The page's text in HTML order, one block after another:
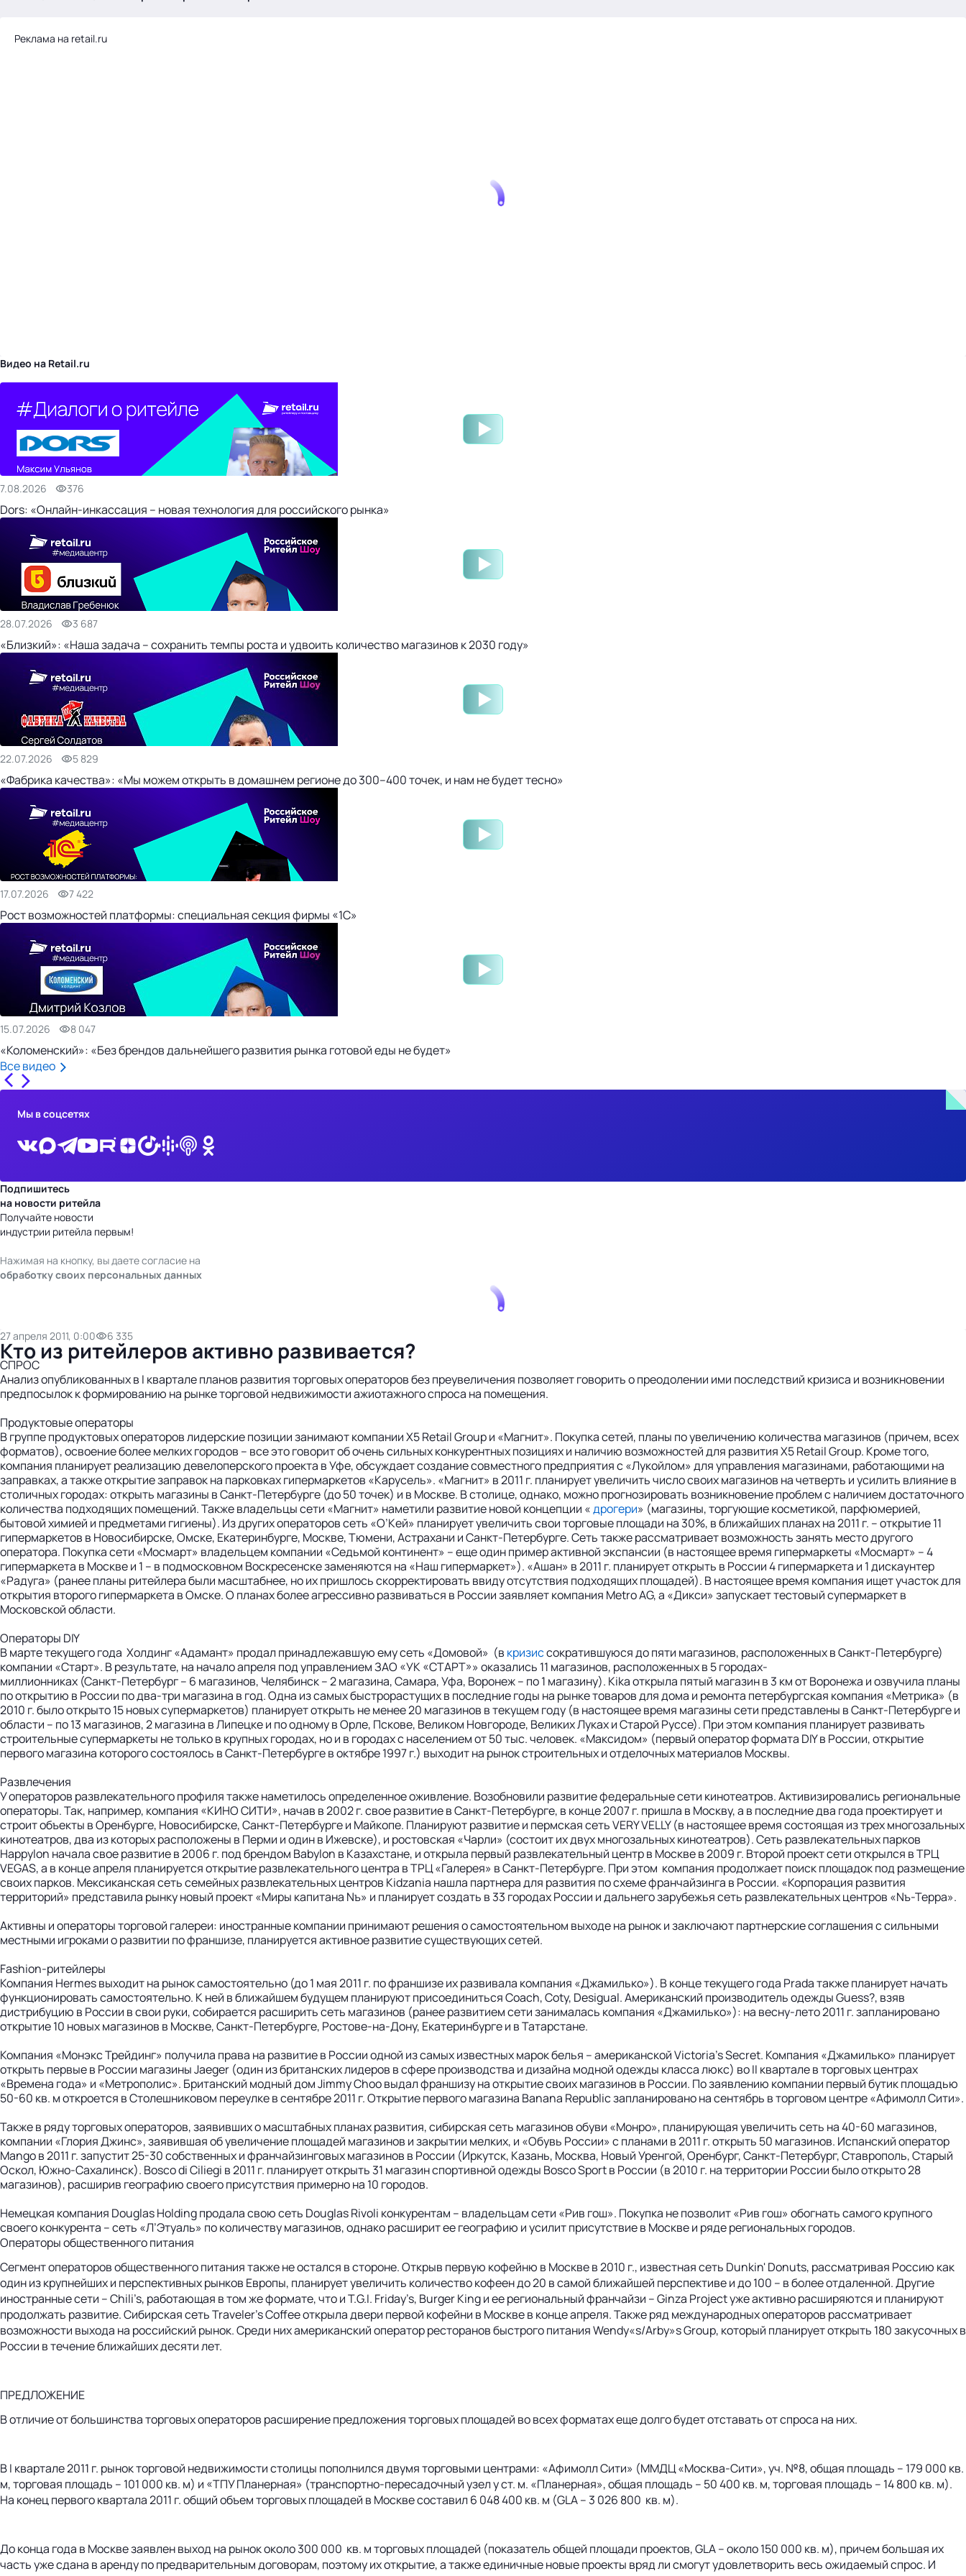
Реклама на retail.ru
Видео на Retail.ru
7.08.2026 376
Dors: «Онлайн-инкассация – новая технология для российского рынка»
28.07.2026 3 687
«Близкий»: «Наша задача – сохранить темпы роста и удвоить количество магазинов к 2030 году»
22.07.2026 5 829
«Фабрика качества»: «Мы можем открыть в домашнем регионе до 300–400 точек, и нам не будет тесно»
17.07.2026 7 422
Рост возможностей платформы: специальная секция фирмы «1С»
15.07.2026 8 047
«Коломенский»: «Без брендов дальнейшего развития рынка готовой еды не будет»
Все видео
Мы в соцсетях
Подпишитесь
на новости ритейла
Получайте новости
индустрии ритейла первым!
Нажимая на кнопку, вы даете согласие на
обработку своих персональных данных
27 апреля 2011, 0:00 6 335
Кто из ритейлеров активно развивается?
СПРОС
Анализ опубликованных в I квартале планов развития торговых операторов без преувеличения позволяет говорить о преодолении ими последствий кризиса и возникновении
предпосылок к формированию на рынке торговой недвижимости ажиотажного спроса на помещения.
Продуктовые операторы
В группе продуктовых операторов лидерские позиции занимают компании X5 Retail Group и «Магнит». Покупка сетей, планы по увеличению количества магазинов (причем, всех
форматов), освоение более мелких городов – все это говорит об очень сильных конкурентных позициях и наличию возможностей для развития X5 Retail Group. Кроме того,
компания планирует реализацию девелоперского проекта в Уфе, обсуждает создание совместного предприятия с «Лукойлом» для управления магазинами, работающими на
заправках, а также открытие заправок на парковках гипермаркетов «Карусель». «Магнит» в 2011 г. планирует увеличить число своих магазинов на четверть и усилить влияние в
столичных городах: открыть магазины в Санкт-Петербурге (до 50 точек) и в Москве. В столице, однако, можно прогнозировать возникновение проблем с наличием достаточного
количества подходящих помещений. Также владельцы сети «Магнит» наметили развитие новой концепции «дрогери» (магазины, торгующие косметикой, парфюмерией,
бытовой химией и предметами гигиены). Из других операторов сеть «О’Кей» планирует увеличить свои торговые площади на 30%, в ближайших планах на 2011 г. – открытие 11
гипермаркетов в Новосибирске, Омске, Екатеринбурге, Москве, Тюмени, Астрахани и Санкт-Петербурге. Сеть также рассматривает возможность занять место другого
оператора. Покупка сети «Мосмарт» владельцем компании «Седьмой континент» – еще один пример активной экспансии (в настоящее время гипермаркеты «Мосмарт» – 4
гипермаркета в Москве и 1 – в подмосковном Воскресенске заменяются на «Наш гипермаркет»). «Ашан» в 2011 г. планирует открыть в России 4 гипермаркета и 1 дискаунтер
«Радуга» (ранее планы ритейлера были масштабнее, но их пришлось скорректировать ввиду отсутствия подходящих площадей). В настоящее время компания ищет участок для
открытия второго гипермаркета в Омске. О планах более агрессивно развиваться в России заявляет компания Metro AG, а «Дикси» запускает тестовый супермаркет в
Московской области.
Операторы DIY
В марте текущего года Холдинг «Адамант» продал принадлежавшую ему сеть «Домовой» (в кризиссократившуюся до пяти магазинов, расположенных в Санкт-Петербурге)
компании «Старт». В результате, на начало апреля под управлением ЗАО «УК «СТАРТ»» оказались 11 магазинов, расположенных в 5 городах-
миллионниках (Санкт-Петербург – 6 магазинов, Челябинск – 2 магазина, Самара, Уфа, Воронеж – по 1 магазину). Kika открыла пятый магазин в 3 км от Воронежа и озвучила планы
по открытию в России по два-три магазина в год. Одна из самых быстрорастущих в последние годы на рынке товаров для дома и ремонта петербургская компания «Метрика» (в
2010 г. было открыто 15 новых супермаркетов) планирует открыть не менее 20 магазинов в текущем году (в настоящее время магазины сети представлены в Санкт-Петербурге и
области – по 13 магазинов, 2 магазина в Липецке и по одному в Орле, Пскове, Великом Новгороде, Великих Луках и Старой Руссе). При этом компания планирует развивать
строительные супермаркеты не только в крупных городах, но и в городах с населением от 50 тыс. человек. «Максидом» (первый оператор формата DIY в России, открытие
первого магазина которого состоялось в Санкт-Петербурге в октябре 1997 г.) выходит на рынок строительных и отделочных материалов Москвы.
Развлечения
У операторов развлекательного профиля также наметилось определенное оживление. Возобновили развитие федеральные сети кинотеатров. Активизировались региональные
операторы. Так, например, компания «КИНО СИТИ», начав в 2002 г. свое развитие в Санкт-Петербурге, в конце 2007 г. пришла в Москву, а в последние два года проектирует и
строит объекты в Оренбурге, Новосибирске, Санкт-Петербурге и Майкопе. Планируют развитие и пермская сеть VERY VELLY (в настоящее время состоящая из трех многозальных
кинотеатров, два из которых расположены в Перми и один в Ижевске), и ростовская «Чарли» (состоит их двух многозальных кинотеатров). Сеть развлекательных парков
Happylon начала свое развитие в 2006 г. под брендом Babylon в Казахстане, и открыла первый развлекательный центр в Москве в 2009 г. Второй проект сети открылся в ТРЦ
VEGAS, а в конце апреля планируется открытие развлекательного центра в ТРЦ «Галерея» в Санкт-Петербурге. При этом компания продолжает поиск площадок под размещение
своих парков. Мексиканская сеть семейных развлекательных центров Kidzania нашла партнера для развития по схеме франчайзинга в России. «Корпорация развития
территорий» представила рынку новый проект «Миры капитана Nъ» и планирует создать в 33 городах России и дальнего зарубежья сеть развлекательных центров «Nъ-Терра».
Активны и операторы торговой галереи: иностранные компании принимают решения о самостоятельном выходе на рынок и заключают партнерские соглашения с сильными
местными игроками о развитии по франшизе, планируется активное развитие существующих сетей.
Fashion-ритейлеры
Компания Hermes выходит на рынок самостоятельно (до 1 мая 2011 г. по франшизе их развивала компания «Джамилько»). В конце текущего года Prada также планирует начать
функционировать самостоятельно. К ней в ближайшем будущем планируют присоединиться Coach, Coty, Desigual. Американский производитель одежды Guess?, взяв
дистрибуцию в России в свои руки, собирается расширить сеть магазинов (ранее развитием сети занималась компания «Джамилько»): на весну-лето 2011 г. запланировано
открытие 10 новых магазинов в Москве, Санкт-Петербурге, Ростове-на-Дону, Екатеринбурге и в Татарстане.
Компания «Монэкс Трейдинг» получила права на развитие в России одной из самых известных марок белья – американской Victoria’s Secret. Компания «Джамилько» планирует
открыть первые в России магазины Jaeger (один из британских лидеров в сфере производства и дизайна модной одежды класса люкс) во II квартале в торговых центрах
«Времена года» и «Метрополис». Британский модный дом Jimmy Choo выдал франшизу на открытие своих магазинов в России. По заявлению компании первый бутик площадью
50-60 кв. м откроется в Столешниковом переулке в сентябре 2011 г. Открытие первого магазина Banana Republic запланировано на сентябрь в торговом центре «Афимолл Сити».
Также в ряду торговых операторов, заявивших о масштабных планах развития, сибирская сеть магазинов обуви «Монро», планирующая увеличить сеть на 40-60 магазинов,
компании «Глория Джинс», заявившая об увеличение площадей магазинов и закрытии мелких, и «Обувь России» с планами в 2011 г. открыть 50 магазинов. Испанский оператор
Mango в 2011 г. запустит 25-30 собственных и франчайзинговых магазинов в России (Иркутск, Казань, Москва, Новый Уренгой, Оренбург, Санкт-Петербург, Ставрополь, Старый
Оскол, Южно-Сахалинск). Bosco di Ciliegi в 2011 г. планирует открыть 31 магазин спортивной одежды Bosco Sport в России (в 2010 г. на территории России было открыто 28
магазинов), расширив географию своего присутствия примерно на 10 городов.
Немецкая компания Douglas Holding продала свою сеть Douglas Rivoli конкурентам – владельцам сети «Рив гош». Покупка не позволит «Рив гош» обогнать самого крупного
своего конкурента – сеть «Л’Этуаль» по количеству магазинов, однако расширит ее географию и усилит присутствие в Москве и ряде региональных городов.
Операторы общественного питания
Сегмент операторов общественного питания также не остался в стороне. Открыв первую кофейню в Москве в 2010 г., известная сеть Dunkin' Donuts, рассматривая Россию как
один из крупнейших и перспективных рынков Европы, планирует увеличить количество кофеен до 20 в самой ближайшей перспективе и до 100 – в более отдаленной. Другие
иностранные сети – Chili’s, работающая в том же формате, что и T.G.I. Friday’s, Burger King и ее региональный франчайзи – Ginza Project уже активно расширяются и планируют
продолжать развитие. Сибирская сеть Traveler’s Coffee открыла двери первой кофейни в Москве в конце апреля. Также ряд международных операторов рассматривает
возможности выхода на российский рынок. Среди них американский оператор ресторанов быстрого питания Wendy«s/Arby»s Group, который планирует открыть 180 закусочных в
России в течение ближайших десяти лет.
ПРЕДЛОЖЕНИЕ
В отличие от большинства торговых операторов расширение предложения торговых площадей во всех форматах еще долго будет отставать от спроса на них.
В I квартале 2011 г. рынок торговой недвижимости столицы пополнился двумя торговыми центрами: «Афимолл Сити» (ММДЦ «Москва-Сити», уч. №8, общая площадь – 179 000 кв.
м, торговая площадь – 101 000 кв. м) и «ТПУ Планерная» (транспортно-пересадочный узел у ст. м. «Планерная», общая площадь – 50 400 кв. м, торговая площадь – 14 800 кв. м).
На конец первого квартала 2011 г. общий объем торговых площадей в Москве составил 6 048 400 кв. м (GLA – 3 026 800 кв. м).
До конца года в Москве заявлен выход на рынок около 300 000 кв. м торговых площадей (показатель общей площади проектов, GLA – около 150 000 кв. м), причем большая их
часть уже сдана в аренду по предварительным договорам, поэтому их открытие, а также единичные новые проекты вряд ли смогут удовлетворить весь ожидаемый спрос. И